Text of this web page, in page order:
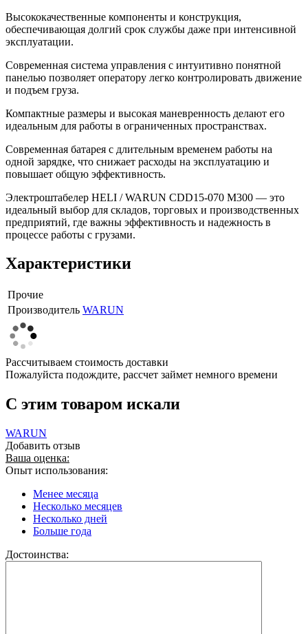
Высококачественные компоненты и конструкция,
обеспечивающая долгий срок службы даже при интенсивной
эксплуатации.
Современная система управления с интуитивно понятной
панелью позволяет оператору легко контролировать движение
и подъем груза.
Компактные размеры и высокая маневренность делают его
идеальным для работы в ограниченных пространствах.
Современная батарея с длительным временем работы на
одной зарядке, что снижает расходы на эксплуатацию и
повышает общую эффективность.
Электроштабелер HELI / WARUN CDD15-070 M300 — это
идеальный выбор для складов, торговых и производственных
предприятий, где важны эффективность и надежность в
процессе работы с грузами.
Характеристики
Прочие
Производитель WARUN
Рассчитываем стоимость доставки
Пожалуйста подождите, рассчет займет немного времени
C этим товаром искали
WARUN
Добавить отзыв
Ваша оценка:
Опыт использования:
Менее месяца
Несколько месяцев
Несколько дней
Больше года
Достоинства: